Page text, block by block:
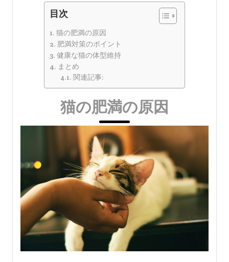
目次
猫の肥満の原因
肥満対策のポイント
健康な猫の体型維持
まとめ
関連記事:
猫の肥満の原因